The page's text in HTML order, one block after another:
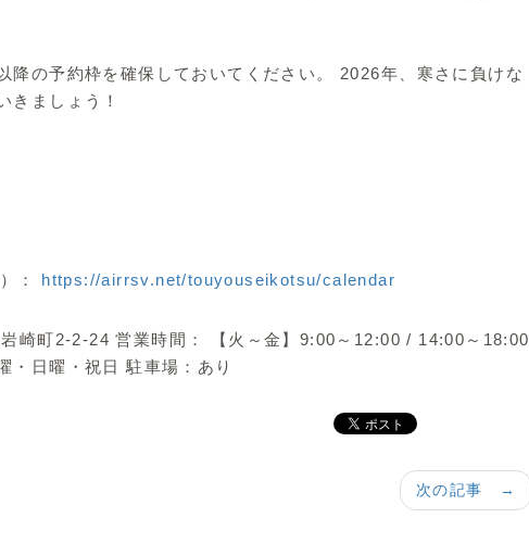
降の予約枠を確保しておいてください。 2026年、寒さに負けな
きましょう！
： https://airrsv.net/touyouseikotsu/calendar
崎町2-2-24 営業時間： 【火～金】9:00～12:00 / 14:00～18:00
・日曜・祝日 駐車場：あり
次の記事 →